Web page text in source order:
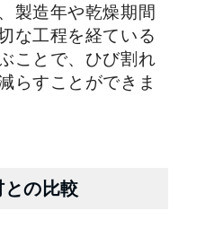
製造年や乾燥期間
な工程を経ている
ことで、ひび割れ
らすことができま
の比較